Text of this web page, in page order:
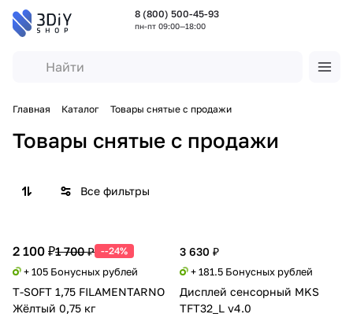
8 (800) 500-45-93
пн-пт 09:00—18:00
Главная Каталог Товары снятые с продажи
Товары снятые с продажи
Все фильтры
2 100 ₽1 700 ₽ --24%
+ 105 Бонусных рублей
T-SOFT 1,75 FILAMENTARNO
Жёлтый 0,75 кг
3 630 ₽
+ 181.5 Бонусных рублей
Дисплей сенсорный MKS
TFT32_L v4.0